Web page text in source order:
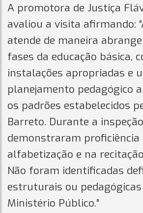
A promotora de Justiça
avaliou a visita afirmando:
atende de maneira
fases da educação básica,
instalações apropriadas e
planejamento pedagógico
os padrões estabelecidos
Barreto. Durante a
demonstraram proficiência
alfabetização e na
Não foram identificadas
estruturais ou
Ministério Público.”